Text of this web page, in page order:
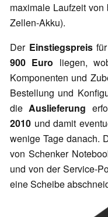
maximale Laufzeit
Zellen-Akku).
DerEinstiegspreis
900 Euro liegen,
Komponenten und
Bestellung und
dieAuslieferung
2010 und damit
wenige Tage danach.
von Schenker
und von der Service-
eine Scheibe